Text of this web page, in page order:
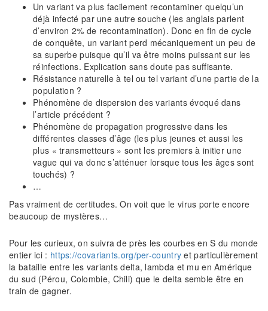
Un variant va plus facilement recontaminer quelqu’un
déjà infecté par une autre souche (les anglais parlent
d’environ 2% de recontamination). Donc en fin de cycle
de conquête, un variant perd mécaniquement un peu de
sa superbe puisque qu’il va être moins puissant sur les
réinfections. Explication sans doute pas suffisante.
Résistance naturelle à tel ou tel variant d’une partie de la
population ?
Phénomène de dispersion des variants évoqué dans
l’article précédent ?
Phénomène de propagation progressive dans les
différentes classes d’âge (les plus jeunes et aussi les
plus « transmetteurs » sont les premiers à initier une
vague qui va donc s’atténuer lorsque tous les âges sont
touchés) ?
…
Pas vraiment de certitudes. On voit que le virus porte encore
beaucoup de mystères…
Pour les curieux, on suivra de près les courbes en S du monde
entier ici : https://covariants.org/per-country et particulièrement
la bataille entre les variants delta, lambda et mu en Amérique
du sud (Pérou, Colombie, Chili) que le delta semble être en
train de gagner.